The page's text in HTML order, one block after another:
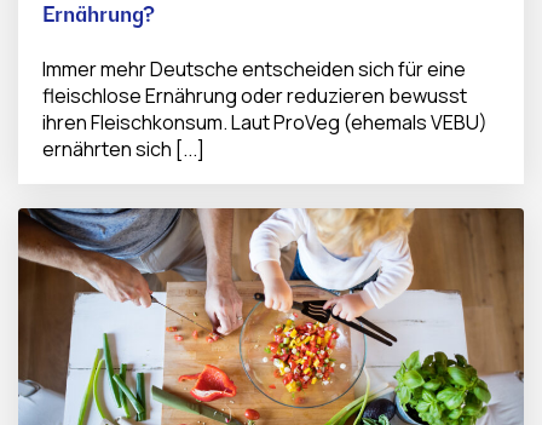
Ernährung?
Immer mehr Deutsche entscheiden sich für eine
fleischlose Ernährung oder reduzieren bewusst
ihren Fleischkonsum. Laut ProVeg (ehemals VEBU)
ernährten sich [...]